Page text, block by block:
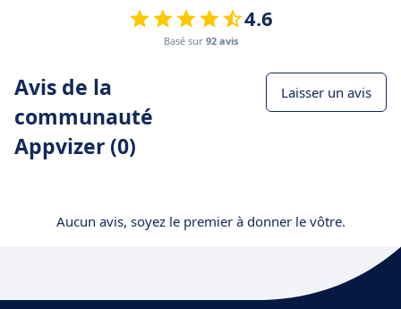
4.6
Basé sur 92 avis
Avis de la
communauté
Appvizer (0)
Laisser un avis
Aucun avis, soyez le premier à donner le vôtre.